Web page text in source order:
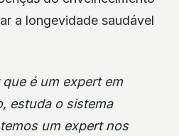
a longevidade saudável
é um expert em
estuda o sistema
um expert nos